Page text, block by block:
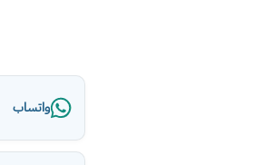
واتساب